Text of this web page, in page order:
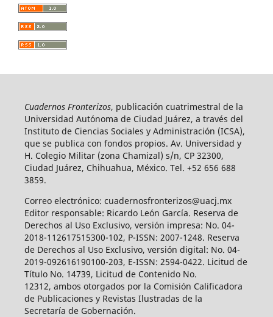
Cuadernos Fronterizos, publicación cuatrimestral de la
Universidad Autónoma de Ciudad Juárez, a través del
Instituto de Ciencias Sociales y Administración (ICSA),
que se publica con fondos propios. Av. Universidad y
H. Colegio Militar (zona Chamizal) s/n, CP 32300,
Ciudad Juárez, Chihuahua, México. Tel. +52 656 688
3859.
Correo electrónico: cuadernosfronterizos@uacj.mx
Editor responsable: Ricardo León García. Reserva de
Derechos al Uso Exclusivo, versión impresa: No. 04-
2018-112617515300-102, P-ISSN: 2007-1248. Reserva
de Derechos al Uso Exclusivo, versión digital: No. 04-
2019-092616190100-203, E-ISSN: 2594-0422. Licitud de
Título No. 14739, Licitud de Contenido No.
12312, ambos otorgados por la Comisión Calificadora
de Publicaciones y Revistas Ilustradas de la
Secretaría de Gobernación.